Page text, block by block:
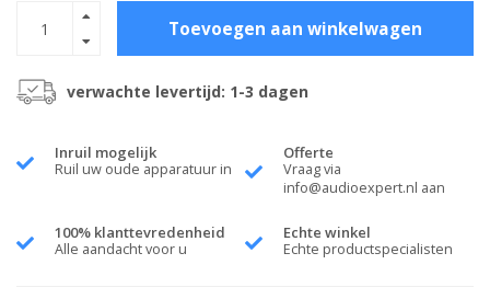
Toevoegen aan winkelwagen
verwachte levertijd: 1-3 dagen
Inruil mogelijk
Ruil uw oude apparatuur in
Offerte
Vraag via
info@audioexpert.nl aan
100% klanttevredenheid
Alle aandacht voor u
Echte winkel
Echte productspecialisten